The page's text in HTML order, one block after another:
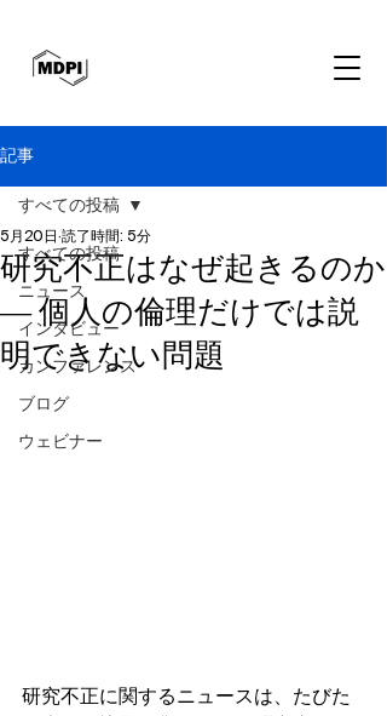
記事
すべての投稿
ニュース
インタビュー
カンファレンス
ブログ
ウェビナー
すべての投稿
研究不正はなぜ起きるのか
― 個人の倫理だけでは説
明できない問題
5月20日 読了時間: 5分
研究不正に関するニュースは、たびた